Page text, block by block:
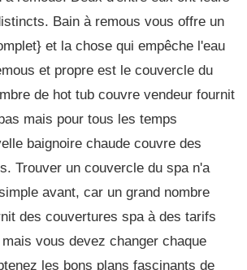
Bain à remous vous offre un
et la chose qui empêche l'eau
et propre est le couvercle du
de hot tub couvre vendeur fournit
mais pour tous les temps
baignoire chaude couvre des
Trouver un couvercle du spa n'a
avant, car un grand nombre
des couvertures spa à des tarifs
vous devez changer chaque
les bons plans fascinants de